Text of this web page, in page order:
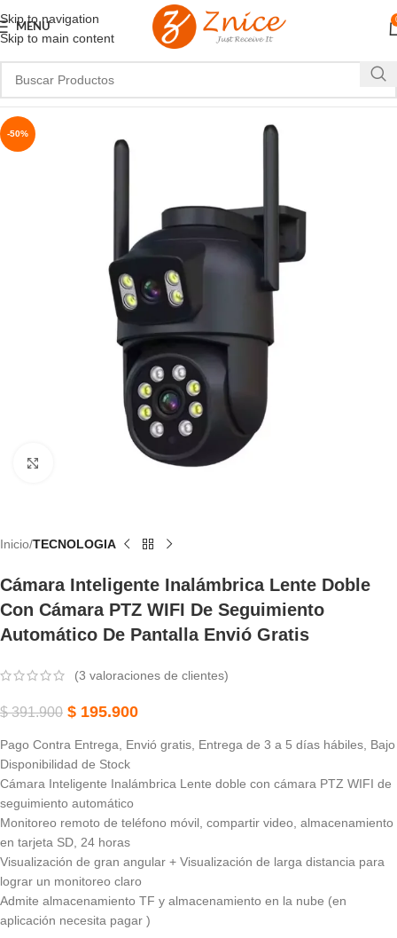
Skip to navigation
Skip to main content
MENU
-50%
Haga Clic Para Ampliar
Inicio TECNOLOGIA
Cámara Inteligente Inalámbrica Lente Doble
Con Cámara PTZ WIFI De Seguimiento
Automático De Pantalla Envió Gratis
(3 valoraciones de clientes)
$391.900 $ 195.900
Pago Contra Entrega, Envió gratis, Entrega de 3 a 5 días hábiles, Bajo
Disponibilidad de Stock
Cámara Inteligente Inalámbrica Lente doble con cámara PTZ WIFI de
seguimiento automático
Monitoreo remoto de teléfono móvil, compartir video, almacenamiento
en tarjeta SD, 24 horas
Visualización de gran angular + Visualización de larga distancia para
lograr un monitoreo claro
Admite almacenamiento TF y almacenamiento en la nube (en
aplicación necesita pagar )